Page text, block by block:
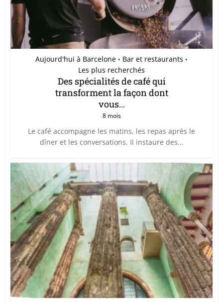
Aujourd'hui à Barcelone • Bar et restaurants •
Les plus recherchés
Des spécialités de café qui
transforment la façon dont
vous...
8 mois
Le café accompagne les matins, les repas après le
dîner et les conversations. Il instaure des...